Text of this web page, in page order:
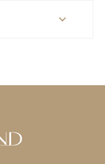
keyboard_arrow_down